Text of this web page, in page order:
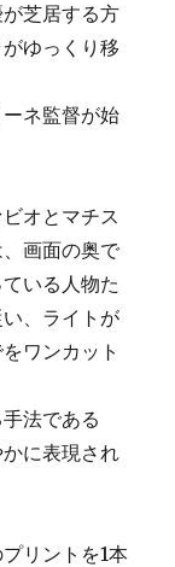
芝居する方
ゆっくり移
ネ監督が始
オとマチス
画面の奥で
いる人物た
、ライトが
ワンカット
法である
に表現され
リントを1本